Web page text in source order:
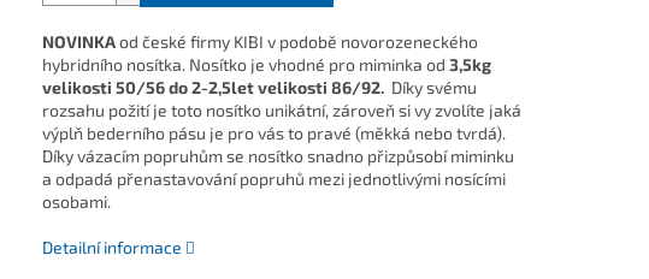
NOVINKAod české firmy KIBI v podobě novorozeneckého
hybridního nosítka. Nosítko je vhodné pro miminka od 3,5kg
velikosti 50/56 do 2-2,5let velikosti 86/92. Díky svému
rozsahu požití je toto nosítko unikátní, zároveň si vy zvolíte jaká
výplň bederního pásu je pro vás to pravé (měkká nebo tvrdá).
Díky vázacím popruhům se nosítko snadno přizpůsobí miminku
a odpadá přenastavování popruhů mezi jednotlivými nosícími
osobami.
Detailní informace